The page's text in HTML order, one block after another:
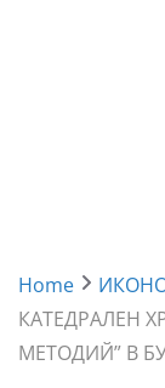
Home
КАТЕДРАЛЕН
МЕТОДИЙ” В